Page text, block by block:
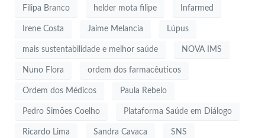
Filipa Branco helder mota filipe Infarmed
Irene Costa Jaime Melancia Lúpus
mais sustentabilidade e melhor saúde NOVA IMS
Nuno Flora ordem dos farmacêuticos
Ordem dos Médicos Paula Rebelo
Pedro Simões Coelho Plataforma Saúde em Diálogo
Ricardo Lima Sandra Cavaca SNS